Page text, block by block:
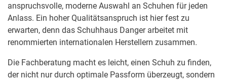
anspruchsvolle, moderne Auswahl an Schuhen für jeden
Anlass. Ein hoher Qualitätsanspruch ist hier fest zu
erwarten, denn das Schuhhaus Danger arbeitet mit
renommierten internationalen Herstellern zusammen.
Die Fachberatung macht es leicht, einen Schuh zu finden,
der nicht nur durch optimale Passform überzeugt, sondern